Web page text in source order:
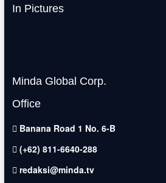
In Pictures
Minda Global Corp.
Office
Banana Road 1 No. 6-B
(+62) 811-6640-288
redaksi@minda.tv